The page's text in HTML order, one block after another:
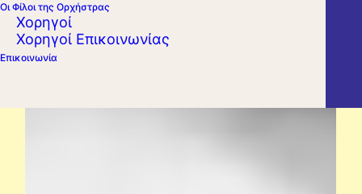
Οι Φίλοι της Ορχήστρας
Χορηγοί
Χορηγοί Επικοινωνίας
Επικοινωνία